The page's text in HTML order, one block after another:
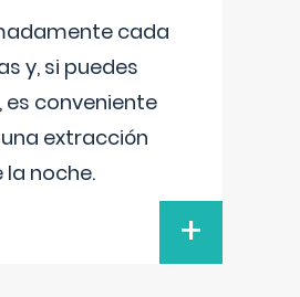
cada
y, si puedes
es conveniente
extracción
noche.
+